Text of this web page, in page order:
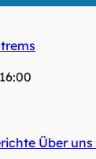
Über uns